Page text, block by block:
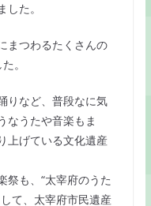
た。
まつわるたくさんの
。
りなど、普段なに気
なうたや音楽もま
上げている文化遺産
祭も、“太宰府のうた
て、太宰府市民遺産